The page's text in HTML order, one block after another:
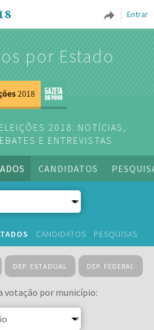
Entrar
por Estado
2018: NOTÍCIAS,
E ENTREVISTAS
CANDIDATOS
CANDIDATOS PESQUISAS
DEP. ESTADUAL DEP. FEDERAL
votação por município: